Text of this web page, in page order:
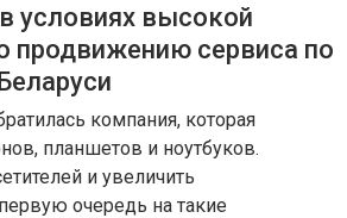
условиях высокой
продвижению сервиса по
компания, которая
планшетов и ноутбуков.
и увеличить
очередь на такие